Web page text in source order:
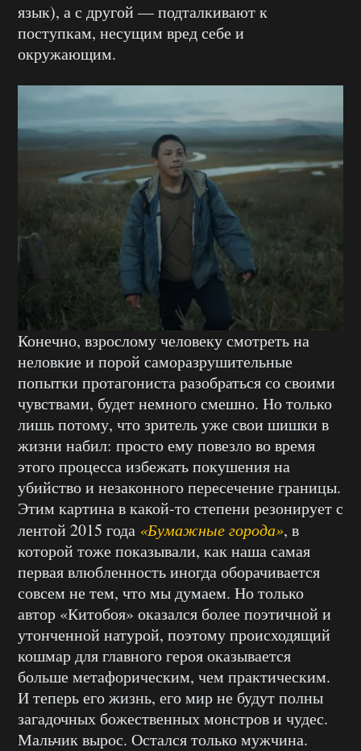
язык), а с другой — подталкивают к
поступкам, несущим вред себе и
окружающим.
Конечно, взрослому человеку смотреть на
неловкие и порой саморазрушительные
попытки протагониста разобраться со своими
чувствами, будет немного смешно. Но только
лишь потому, что зритель уже свои шишки в
жизни набил: просто ему повезло во время
этого процесса избежать покушения на
убийство и незаконного пересечение границы.
Этим картина в какой-то степени резонирует с
лентой 2015 года «Бумажные города», в
которой тоже показывали, как наша самая
первая влюбленность иногда оборачивается
совсем не тем, что мы думаем. Но только
автор «Китобоя» оказался более поэтичной и
утонченной натурой, поэтому происходящий
кошмар для главного героя оказывается
больше метафорическим, чем практическим.
И теперь его жизнь, его мир не будут полны
загадочных божественных монстров и чудес.
Мальчик вырос. Остался только мужчина.